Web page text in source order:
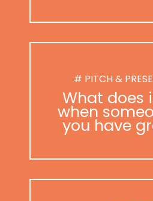
# PITCH &
What does
when
you have